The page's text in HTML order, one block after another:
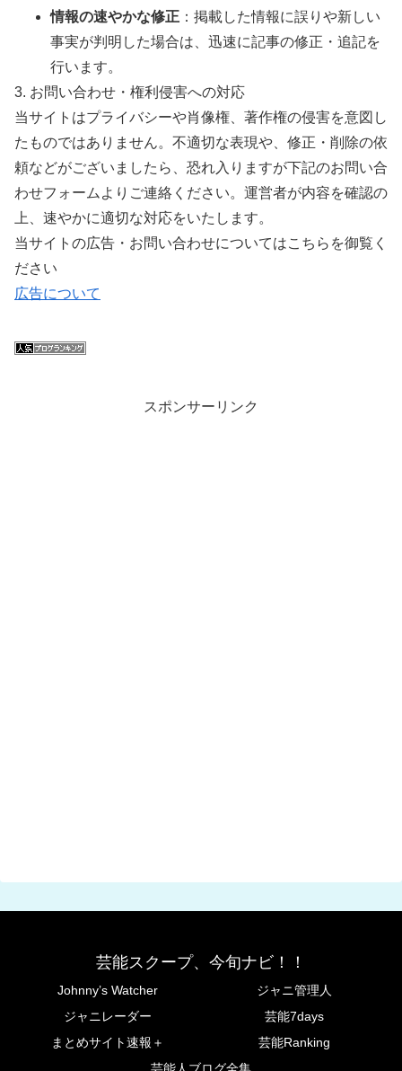
情報の速やかな修正 ：掲載した情報に誤りや新しい
事実が判明した場合は、迅速に記事の修正・追記を
行います。
3. お問い合わせ・権利侵害への対応
当サイトはプライバシーや肖像権、著作権の侵害を意図し
たものではありません。不適切な表現や、修正・削除の依
頼などがございましたら、恐れ入りますが下記のお問い合
わせフォームよりご連絡ください。運営者が内容を確認の
上、速やかに適切な対応をいたします。
当サイトの広告・お問い合わせについてはこちらを御覧く
ださい
広告について
スポンサーリンク
芸能スクープ、今旬ナビ！！
Johnny’s Watcher
ジャニ管理人
ジャニレーダー
芸能7days
まとめサイト速報＋
芸能Ranking